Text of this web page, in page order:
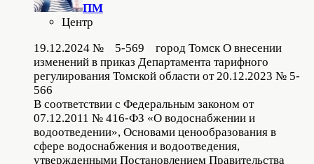
ПМ
Центр
19.12.2024 № 5-569 город Томск О внесении
изменений в приказ Департамента тарифного
регулирования Томской области от 20.12.2023 № 5-
566
В соответствии с Федеральным законом от
07.12.2011 № 416-ФЗ «О водоснабжении и
водоотведении», Основами ценообразования в
сфере водоснабжения и водоотведения,
утвержденными Постановлением Правительства